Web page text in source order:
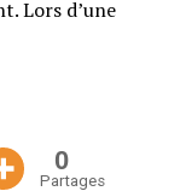
Lors d’une
0
Partages